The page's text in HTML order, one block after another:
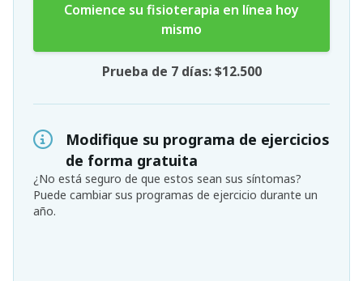
Comience su fisioterapia en línea hoy
mismo
Prueba de 7 días: $12.500
Modifique su programa de ejercicios
de forma gratuita
¿No está seguro de que estos sean sus síntomas?
Puede cambiar sus programas de ejercicio durante un
año.